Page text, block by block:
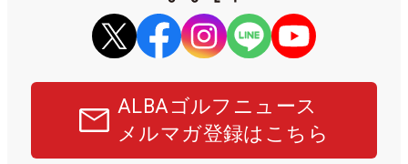
ALBAゴルフニュース
メルマガ登録はこちら